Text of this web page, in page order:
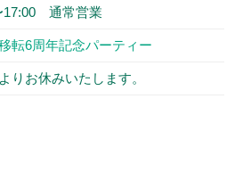
17:00 通常営業
転6周年記念パーティー
りお休みいたします。